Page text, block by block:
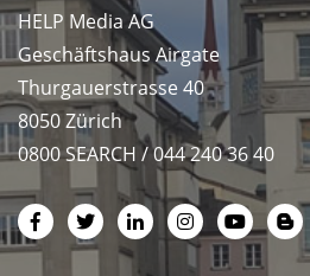
HELP Media AG
Geschäftshaus Airgate
Thurgauerstrasse 40
8050 Zürich
0800 SEARCH / 044 240 36 40